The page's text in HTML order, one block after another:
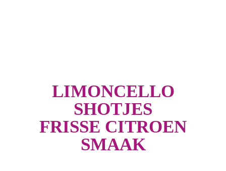
LIMONCELLO
SHOTJES
FRISSE CITROEN
SMAAK